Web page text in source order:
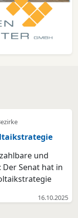
und
Senat hat in
in Richtung
ist es, die
16.10.2025